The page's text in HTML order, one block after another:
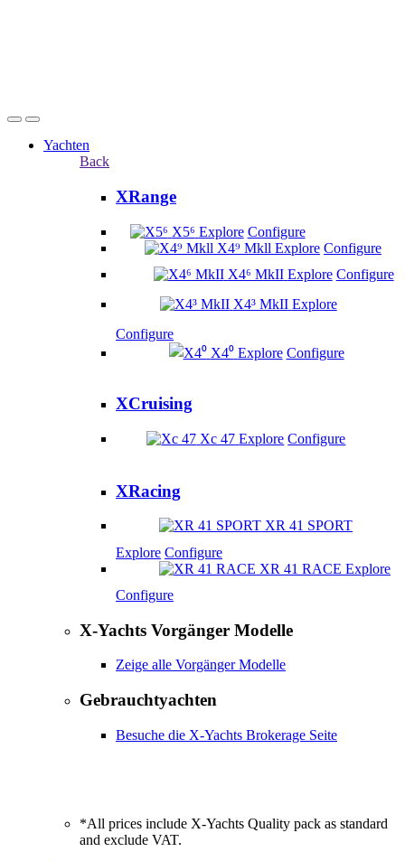
Yachten
Back
XRange
X5⁶ Explore Configure
X4⁹ Mkll Explore Configure
X4⁶ MkII Explore Configure
X4³ MkII Explore
Configure
X4⁰ Explore Configure
XCruising
Xc 47 Explore Configure
XRacing
XR 41 SPORT
Explore Configure
XR 41 RACE Explore
Configure
X-Yachts Vorgänger Modelle
Zeige alle Vorgänger Modelle
Gebrauchtyachten
Besuche die X-Yachts Brokerage Seite
*All prices include X-Yachts Quality pack as standard
and exclude VAT.